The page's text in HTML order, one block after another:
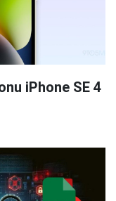
iPhone SE 4